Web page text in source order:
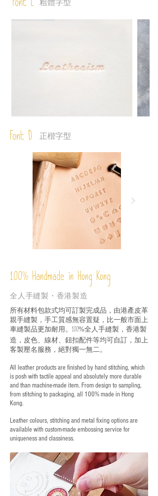
Font C 粗體字型
Font D 正楷字型
100% Handmade in Hong Kong
全人手縫製・香港製造
所有材料包款式均可訂製完成品，由港產皮革
親手縫製，手工質感無容置疑，比一般市面上
車縫製品更加耐用。 100%全人手縫製，香港製
造，皮色、線材、鈕扣配件等均可自訂，加上
客製壓名服務，絕對獨一無二。
All leather products are finished by hand stitching, which
is posh with tactile appeal and absolutely more durable
and than machine-made item. From design to sampling,
from stitching to packaging, all 100% made in Hong
Kong.
Leather colours, stitching and metal fixing options are
available with custom-made embossing service for
uniqueness and classiness.